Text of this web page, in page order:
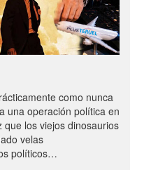
como nunca
una operación política en
los viejos dinosaurios
velas
políticos…